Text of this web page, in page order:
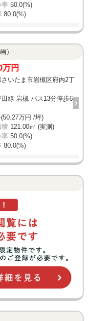
率 50.0(%)
80.0(%)
）
万円
さいたま市岩槻区府内2丁
田線 岩槻 バス13分停歩6
万円 /坪)
積 121.00㎡ (実測)
率 50.0(%)
80.0(%)